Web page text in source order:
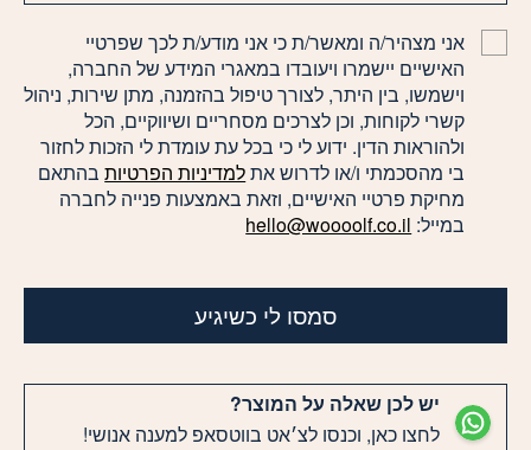
אני מצהיר/ה ומאשר/ת כי אני מודע/ת לכך שפרטיי
האישיים יישמרו ויעובדו במאגרי המידע של החברה,
וישמשו, בין היתר, לצורך טיפול בהזמנה, מתן שירות, ניהול
קשרי לקוחות, וכן לצרכים מסחריים ושיווקיים, הכל
ולהוראות הדין. ידוע לי כי בכל עת עומדת לי הזכות לחזור
בי מהסכמתי ו/או לדרוש אתלמדיניות הפרטיותבהתאם
מחיקת פרטיי האישיים, וזאת באמצעות פנייה לחברה
במייל: hello@woooolf.co.il
סמסו לי כשיגיע
יש לכן שאלה על המוצר?
לחצו כאן, וכנסו לצ׳אט בווטסאפ למענה אנושי!